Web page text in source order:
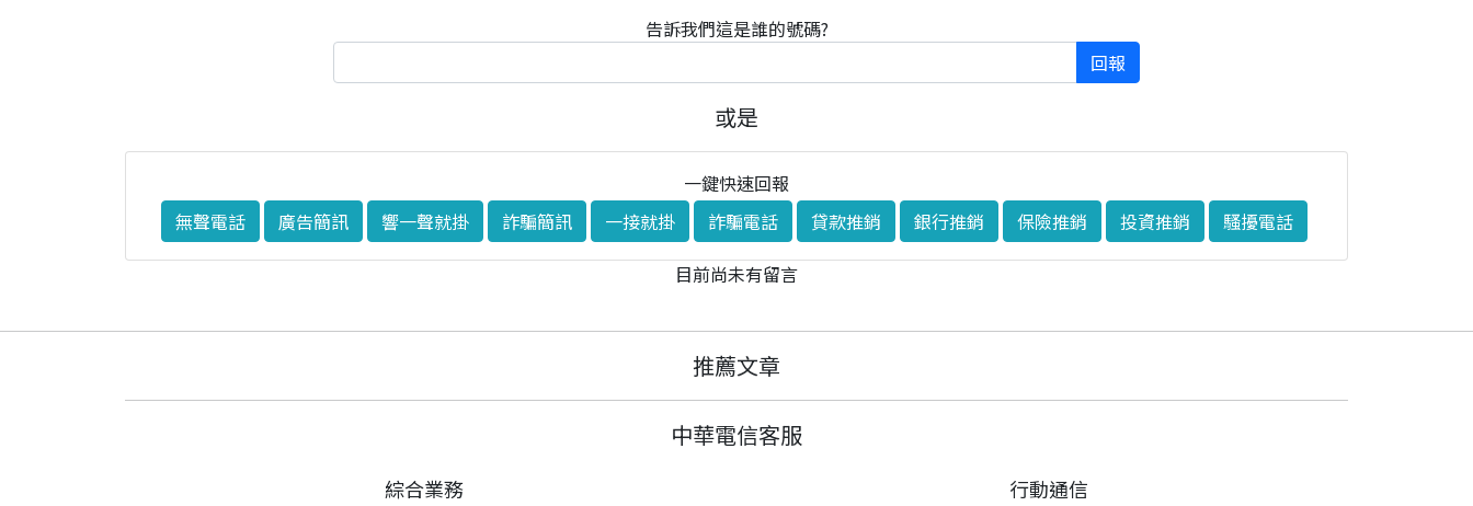
告訴我們這是誰的號碼?
回報
或是
一鍵快速回報
無聲電話
廣告簡訊 響一聲就掛 詐騙簡訊 一接就掛 詐騙電話 貸款推銷 銀行推銷 保險推銷 投資推銷
騷擾電話
目前尚未有留言
推薦文章
中華電信客服
綜合業務 行動通信